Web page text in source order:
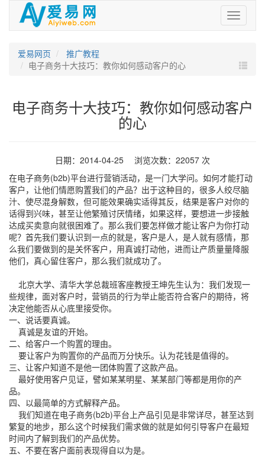
爱
易
爱易网页
推广教程
电子商务十大技巧：教你如何感动客户的心
电子商务十大技巧：教你如何感动客户
的心
日期：2014-04-25 浏览次数：22057 次
在电子商务(b2b)平台进行营销活动，是一门大学问。如何才能打动
客户，让他们情愿购置我们的产品？出于这种目的，很多人绞尽脑
汁、使尽混身解数，但可能效果确实适得其反，结果是客户对你的
话得到兴味，甚至让他繁殖讨厌情绪，如果这样，要想进一步接触
达成买卖意向就很困难了。那么我们要怎样做才能让客户为你打动
呢？首先我们要认识到一点的就是，客户是人，是人就有感情，那
么我们要做到的是关怀客户，用真诚打动他，进而让产质量量降服
他们，真心留住客户，那么我们就成功了。
北京大学、清华大学总裁班客座教授王坤先生认为：我们发现一
些规律，面对客户时，营销员的行为举止能否符合客户的期待，将
决定他能否从心底里接受你。
一、说话要真诚。
真诚是友谊的开始。
二、给客户一个购置的理由。
要让客户为购置你的产品而万分快乐。认为花钱是值得的。
三、让客户知道不是他一团体购置了这款产品。
最好使用客户见证，譬如某某明星、某某部门等都是用你的产
品。
四、以最简单的方式解释产品。
我们知道在电子商务(b2b)平台上产品引见是非常详尽，甚至达到
繁复的地步，那么这个时候我们需求做的就是如何引导客户在最短
时间内了解到我们的产品优势。
五、不要在客户面前表现得自以为是。